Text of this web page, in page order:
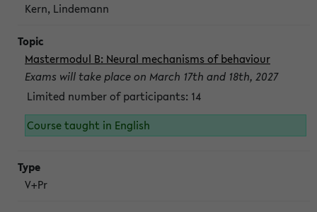
Kern, Lindemann
Mastermodul B: Neural mechanisms of behaviour
Exams will take place on March 17th and 18th, 2027
Limited number of participants: 14
Course taught in English
V+Pr